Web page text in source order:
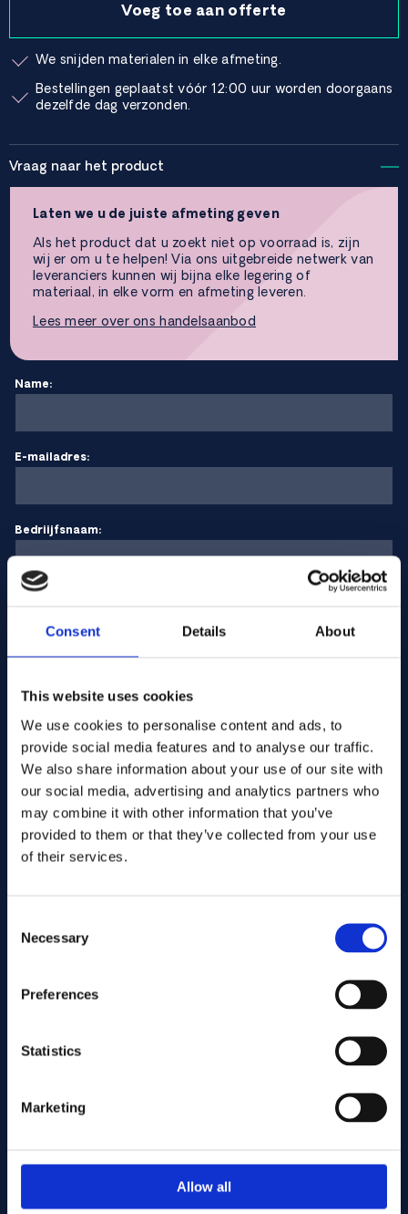
Consent Details About
This website uses cookies
We use cookies to personalise content and ads, to
provide social media features and to analyse our traffic.
We also share information about your use of our site with
our social media, advertising and analytics partners who
may combine it with other information that you’ve
provided to them or that they’ve collected from your use
of their services.
Selection
Necessary
Preferences
Statistics
Marketing
Allow all
Voeg toe aan offerte
We snijden materialen in elke afmeting.
Bestellingen geplaatst vóór 12:00 uur worden doorgaans
dezelfde dag verzonden.
Vraag naar het product
Laten we u de juiste afmeting geven
Als het product dat u zoekt niet op voorraad is, zijn
wij er om u te helpen! Via ons uitgebreide netwerk van
leveranciers kunnen wij bijna elke legering of
materiaal, in elke vorm en afmeting leveren.
Lees meer over ons handelsaanbod
Name:
E-mailadres:
Bedriijfsnaam:
Stuur